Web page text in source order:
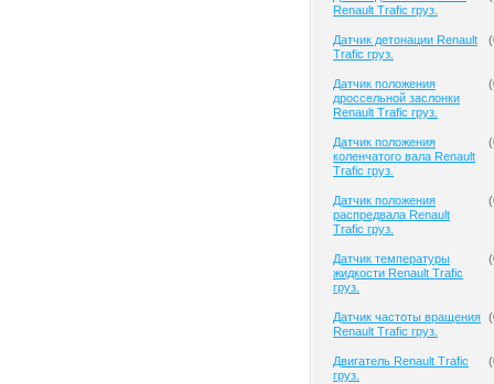
Renault Trafic груз.
Датчик детонации Renault
Trafic груз.
(
Датчик положения
дроссельной заслонки
Renault Trafic груз.
(
Датчик положения
коленчатого вала Renault
Trafic груз.
(
Датчик положения
распредвала Renault
Trafic груз.
(
Датчик температуры
жидкости Renault Trafic
груз.
(
Датчик частоты вращения
Renault Trafic груз.
(
Двигатель Renault Trafic
груз.
(